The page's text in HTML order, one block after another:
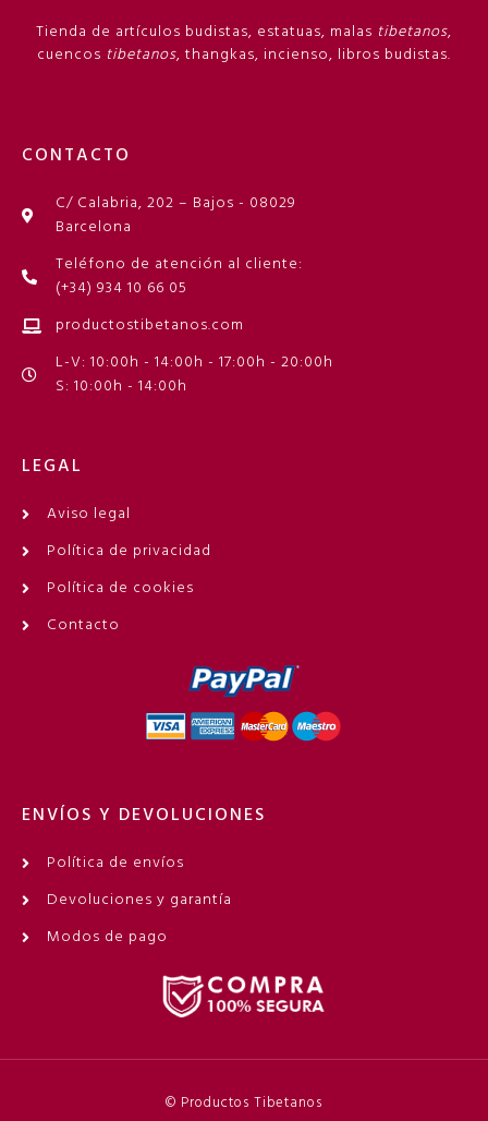
Tienda de artículos budistas, estatuas, malas tibetanos,
cuencos tibetanos, thangkas, incienso, libros budistas.
CONTACTO
C/ Calabria, 202 – Bajos - 08029
Barcelona
Teléfono de atención al cliente:
(+34) 934 10 66 05
productostibetanos.com
L-V: 10:00h - 14:00h - 17:00h - 20:00h
S: 10:00h - 14:00h
LEGAL
Aviso legal
Política de privacidad
Política de cookies
Contacto
ENVÍOS Y DEVOLUCIONES
Política de envíos
Devoluciones y garantía
Modos de pago
© Productos Tibetanos